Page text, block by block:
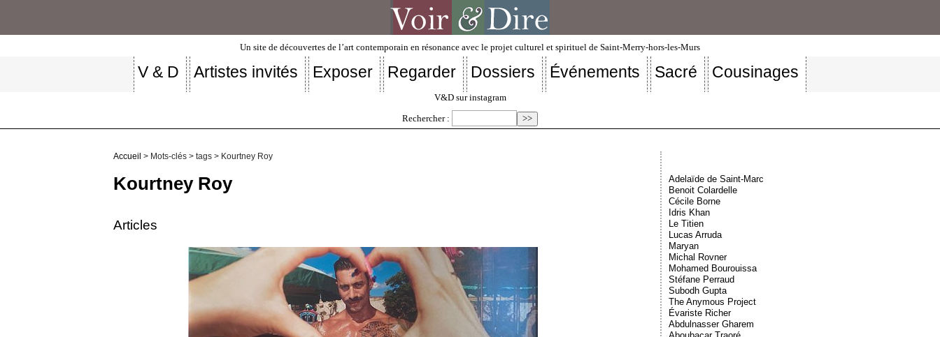
Un site de découvertes de l’art contemporain en résonance avec le projet culturel et spirituel de Saint-Merry-hors-les-Murs
V & D Artistes invités Exposer Regarder Dossiers Événements Sacré Cousinages
V&D sur instagram
Rechercher :
Accueil > Mots-clés > tags > Kourtney Roy
Kourtney Roy
Articles
Adelaïde de Saint-Marc
Benoit Colardelle
Cécile Borne
Idris Khan
Le Titien
Lucas Arruda
Maryan
Michal Rovner
Mohamed Bourouissa
Stéfane Perraud
Subodh Gupta
The Anymous Project
Évariste Richer
Abdulnasser Gharem